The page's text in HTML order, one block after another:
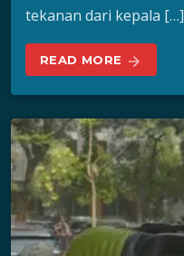
tekanan dari kepala […]
READ MORE arrow_forward